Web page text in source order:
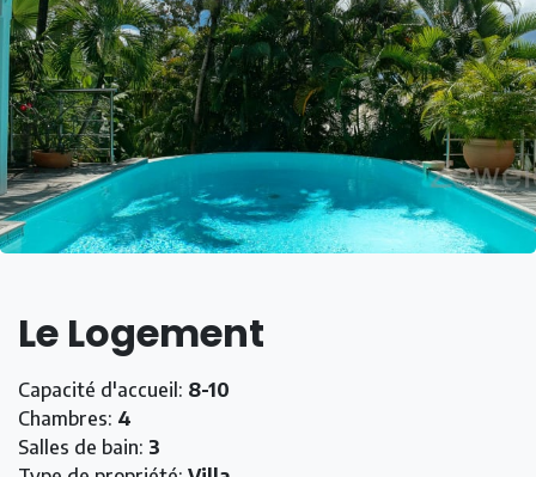
maximum de confort et d'intimité.
Un canapé convertible disposant d'un vrai lit est
disponible pour une capacité d'accueil maximale de
10 personnes.
Les espaces de vie ouverts se fondent
parfaitement dans l'extérieur, où vous trouverez
une piscine partiellement couverte offrant un accès
direct à un magnifique bar et à une aire de
bronzage.
propre piscine, pour que vos invités se sentent
choyés et à l'aise.
Pour les amateurs de vélo et/ou de kite, la villa vous
offre un grand espace garage pour y entreposer
votre matériel en toute sécurité. Vous y trouverez
Le Logement
Capacité d'accueil: 8-10
Chambres: 4
Salles de bain: 3